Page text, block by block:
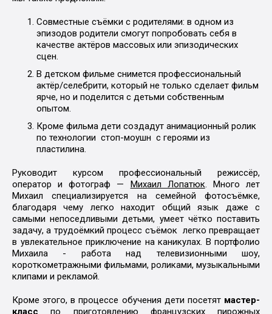
Совместные съёмки с родителями: в одном из
эпизодов родители смогут попробовать себя в
качестве актёров массовых или эпизодических
сцен.
В детском фильме снимется профессиональный
актёр/селебрити, который не только сделает фильм
ярче, но и поделится с детьми собственным
опытом.
Кроме фильма дети создадут анимационный ролик
по технологии стоп-моушн с героями из
пластилина.
Руководит курсом профессиональный режиссёр,
оператор и фотограф —
Михаил Лопатюк. Много лет
Михаил специализируется на семейной фотосъёмке,
благодаря чему легко находит общий язык даже с
самыми непоседливыми детьми, умеет чётко поставить
задачу, а трудоёмкий процесс съёмок легко превращает
в увлекательное приключение на каникулах. В портфолио
Михаила - работа над телевизионными шоу,
короткометражными фильмами, роликами, музыкальными
клипами и рекламой.
Кроме этого, в процессе обучения дети посетят мастер-
класс по приготовлению французских пирожных